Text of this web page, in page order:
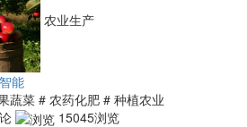
农业生产
能
蔬菜 # 农药化肥 # 种植农业
15045浏览